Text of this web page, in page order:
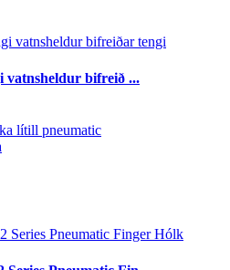
vatnsheldur bifreið ...